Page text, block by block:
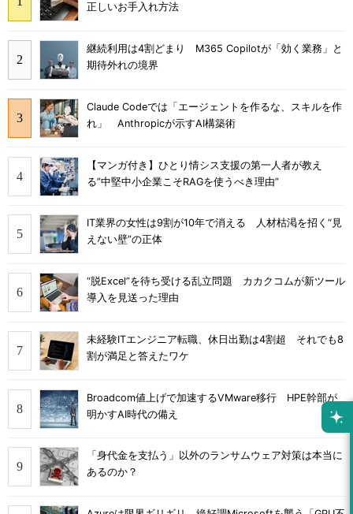
正しいお手入れ方法
継続利用は4割どまり M365 Copilotが「効く業務」と
期待外れの境界
Claude Codeでは「エージェントを作るな、スキルを作
れ」 Anthropicが示すAI構築術
【マンガ付き】ひとり情シス支援の第一人者が教え
る”中堅中小企業こそRAGを使うべき理由”
IT業界の女性は9割が10年で消える 人材枯渇を招く“見
えない壁”の正体
“脱Excel”を待ち受ける乱立問題 カカクコムが新ツール
導入を見送った理由
未経験ITエンジニア転職、休日出勤は4割超 それでも8
割が満足と答えたワケ
Broadcom値上げで加速するVMware移行 HPE幹部が
明かすAI時代の備え
「身代金を支払う」以外のランサムウェア対策は本当に
あるのか？